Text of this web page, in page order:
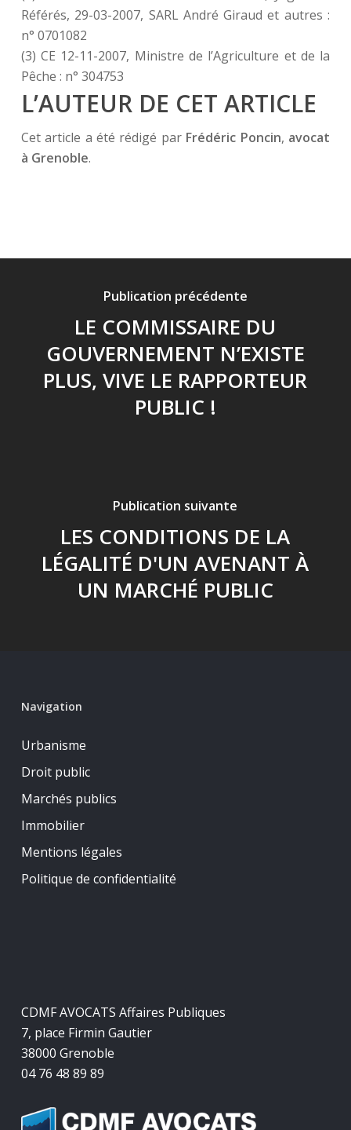
Référés, 29-03-2007, SARL André Giraud et autres :
n° 0701082
(3) CE 12-11-2007, Ministre de l’Agriculture et de la
Pêche : n° 304753
L’AUTEUR DE CET ARTICLE
Cet article a été rédigé par Frédéric Poncin, avocat
à Grenoble.
Publication précédente
LE COMMISSAIRE DU
GOUVERNEMENT N’EXISTE
PLUS, VIVE LE RAPPORTEUR
PUBLIC !
Publication suivante
LES CONDITIONS DE LA
LÉGALITÉ D'UN AVENANT À
UN MARCHÉ PUBLIC
Navigation
Urbanisme
Droit public
Marchés publics
Immobilier
Mentions légales
Politique de confidentialité
CDMF AVOCATS Affaires Publiques
7, place Firmin Gautier
38000 Grenoble
04 76 48 89 89